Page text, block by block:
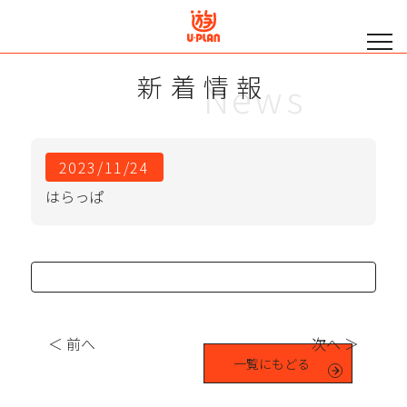
News
新着情報
2023/11/24
はらっぱ
＜ 前へ
一覧にもどる
次へ ＞